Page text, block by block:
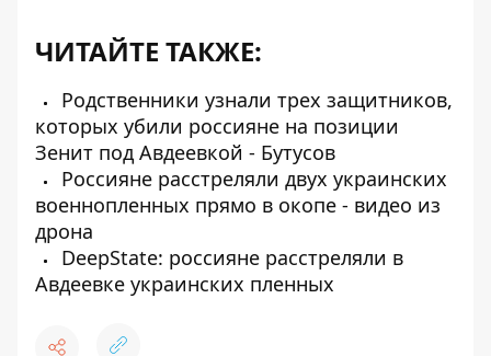
ЧИТАЙТЕ ТАКЖЕ:
Родственники узнали трех защитников,
которых убили россияне на позиции
Зенит под Авдеевкой - Бутусов
Россияне расстреляли двух украинских
военнопленных прямо в окопе - видео из
дрона
DeepState: россияне расстреляли в
Авдеевке украинских пленных